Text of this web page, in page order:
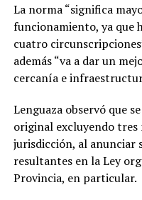
La norma “significa
funcionamiento, ya que
cuatro
además “va a dar un
cercanía e
Lenguaza observó que
original excluyendo tres
jurisdicción, al anunciar
resultantes en la Ley
Provincia, en particular.